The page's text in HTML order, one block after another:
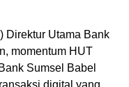
Direktur Utama Bank
momentum HUT
Sumsel Babel
digital yang